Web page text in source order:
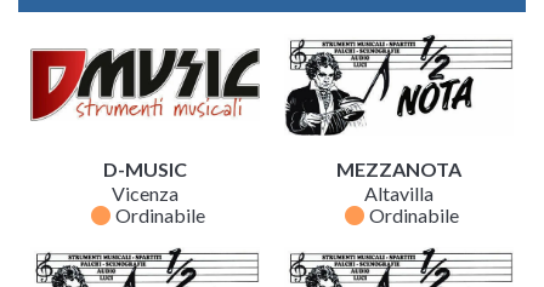
D-MUSIC
Vicenza
fiber_manual_record Ordinabile
MEZZANOTA
Altavilla
fiber_manual_record Ordinabile